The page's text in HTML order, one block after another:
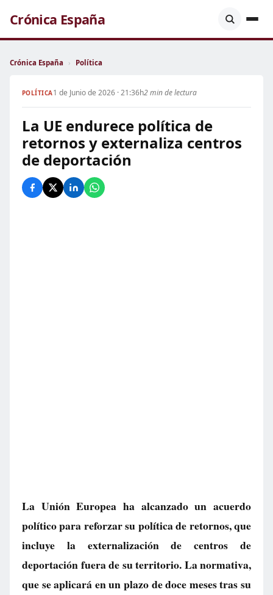
Crónica España
Crónica España › Política
POLÍTICA1 de Junio de 2026 · 21:36h2 min de lectura
La UE endurece política de
retornos y externaliza centros
de deportación
La Unión Europea ha alcanzado un acuerdo
político para reforzar su política de retornos, que
incluye la externalización de centros de
deportación fuera de su territorio. La normativa,
que se aplicará en un plazo de doce meses tras su